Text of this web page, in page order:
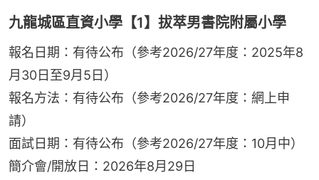
九龍城區直資小學【1】拔萃男書院附屬小學
報名日期：有待公布（參考2026/27年度：2025年8
月30日至9月5日）
報名方法：有待公布（參考2026/27年度：網上申
請）
面試日期：有待公布（參考2026/27年度：10月中）
簡介會/開放日：2026年8月29日